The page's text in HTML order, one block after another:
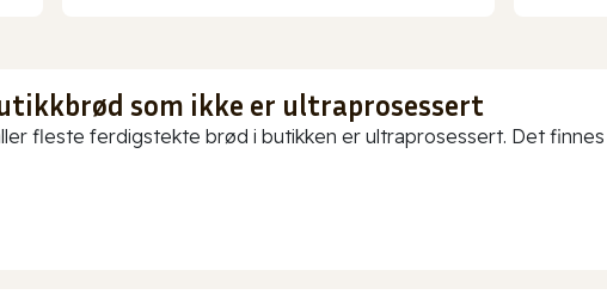
som ikke er ultraprosessert
fleste ferdigstekte brød i butikken er ultraprosessert. Det finnes